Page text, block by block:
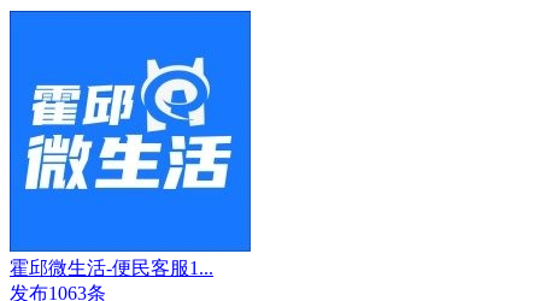
霍邱微生活-便民客服1...
发布1063条